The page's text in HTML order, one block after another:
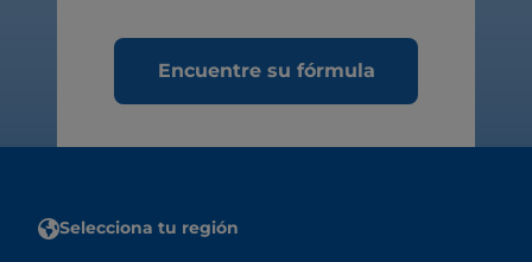
Encuentre su fórmula
Selecciona tu región